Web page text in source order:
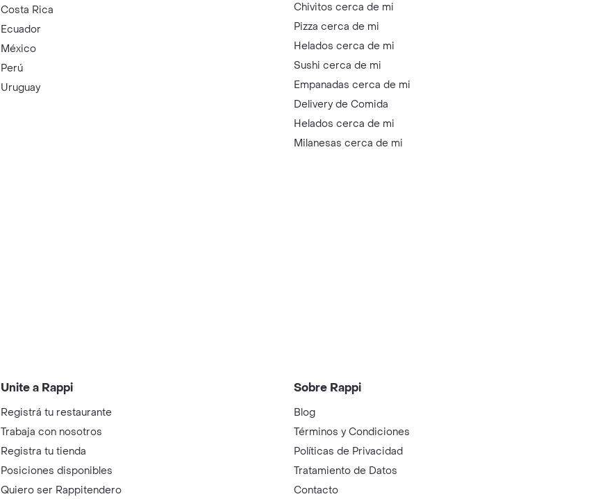
Costa Rica
Ecuador
México
Perú
Uruguay
Chivitos cerca de mi
Pizza cerca de mi
Helados cerca de mi
Sushi cerca de mi
Empanadas cerca de mi
Delivery de Comida
Helados cerca de mi
Milanesas cerca de mi
Unite a Rappi
Registrá tu restaurante
Trabaja con nosotros
Registra tu tienda
Posiciones disponibles
Quiero ser Rappitendero
Sobre Rappi
Blog
Términos y Condiciones
Políticas de Privacidad
Tratamiento de Datos
Contacto